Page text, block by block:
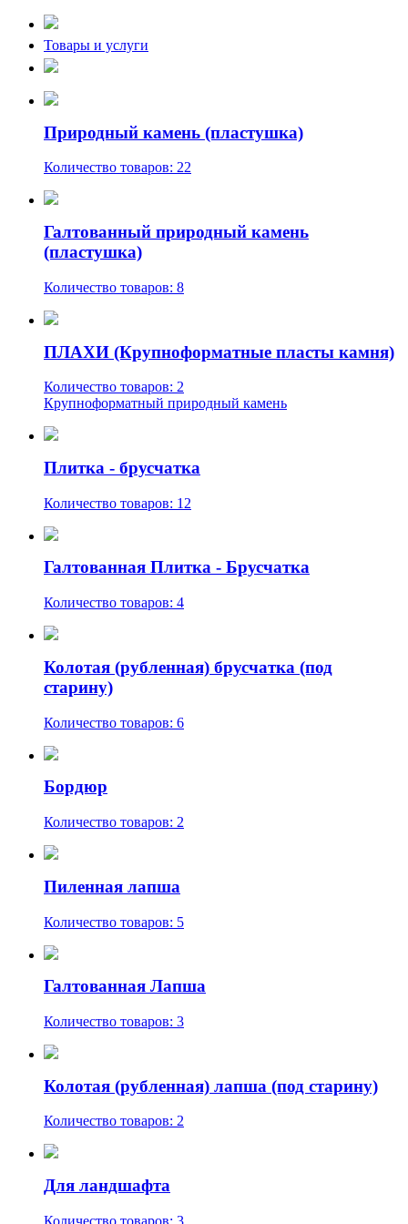
Товары и услуги
Природный камень (пластушка)
Количество товаров: 22
Галтованный природный камень
(пластушка)
Количество товаров: 8
ПЛАХИ (Крупноформатные пласты камня)
Количество товаров: 2
Крупноформатный природный камень
Плитка - брусчатка
Количество товаров: 12
Галтованная Плитка - Брусчатка
Количество товаров: 4
Колотая (рубленная) брусчатка (под
старину)
Количество товаров: 6
Бордюр
Количество товаров: 2
Пиленная лапша
Количество товаров: 5
Галтованная Лапша
Количество товаров: 3
Колотая (рубленная) лапша (под старину)
Количество товаров: 2
Для ландшафта
Количество товаров: 3